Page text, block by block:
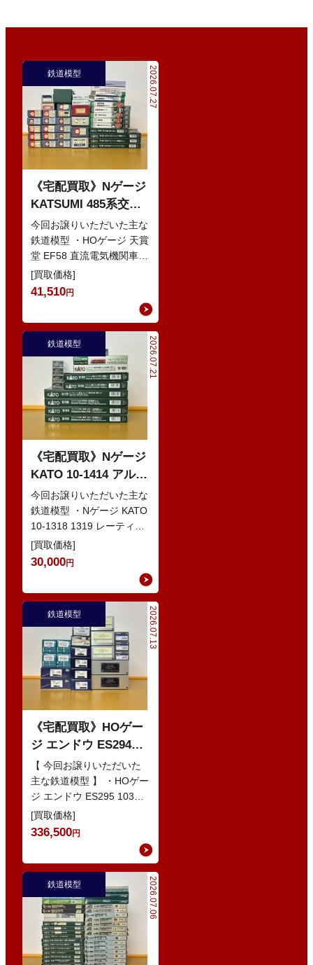
2026.07.27
鉄道模型
《宅配買取》Nゲージ
KATSUMI 485系交直
流特急型電車 などの
鉄道模型
今回お譲りいただいた主な
鉄道模型 ・HOゲージ 天賞
堂 EF58 直流電気機関車
・Nゲージ KATO 10-386
285系0番…
[買取価格]
41,510円
2026.07.21
鉄道模型
《宅配買取》Nゲージ
KATO 10-1414 アルプ
スの赤い客車 EWI な
どの鉄道模型
今回お譲りいただいた主な
鉄道模型 ・Nゲージ KATO
10-1318 1319 レーティッ
シュ鉄道 ベルニナ急行 ・
Nゲージ K…
[買取価格]
30,000円
2026.07.13
鉄道模型
《宅配買取》HOゲー
ジ エンドウ ES294
103系1200番代 東西線
色 基本5輌 Nセット
などの鉄道模型
【 今回お譲りいただいた
主な鉄道模型 】 ・HOゲー
ジ エンドウ ES295 103系
1200番代 東西線色 中間5
輌 Oセット …
[買取価格]
336,500円
2026.07.06
鉄道模型